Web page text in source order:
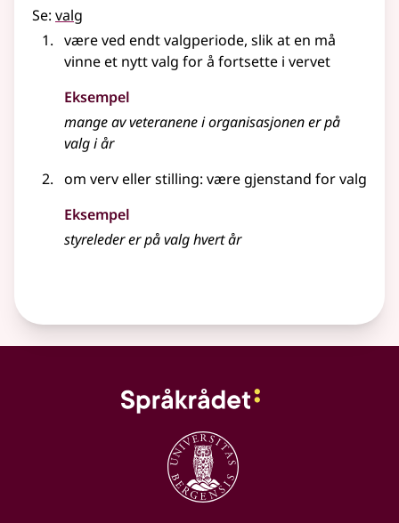
Se: valg
være ved endt valgperiode, slik at en må
vinne et nytt valg for å fortsette i vervet
Eksempel
mange av veteranene i organisasjonen er på
valg i år
om verv eller stilling: være gjenstand for valg
Eksempel
styreleder er på valg hvert år